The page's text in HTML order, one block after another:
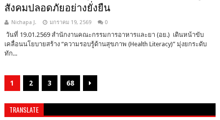
สังคมปลอดภัยอย่างยั่งยืน
Nichapa J. มกราคม 19, 2569 0
วันที่ 19.01.2569 สำนักงานคณะกรรมการอาหารและยา (อย.) เดินหน้าขับ
เคลื่อนนโยบายสร้าง “ความรอบรู้ด้านสุขภาพ (Health Literacy)” มุ่งยกระดับ
ทัก...
1 2 3 68
TRANSLATE